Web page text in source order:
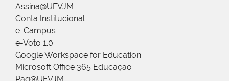
Assina@UFVJM
Conta Institucional
e-Campus
e-Voto 1.0
Google Workspace for Education
Microsoft Office 365 Educação